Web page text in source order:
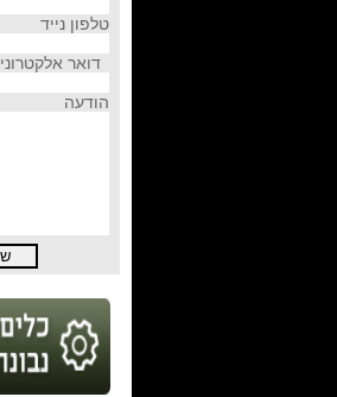
טלפון נייד
דואר אלקטרוני
הודעה